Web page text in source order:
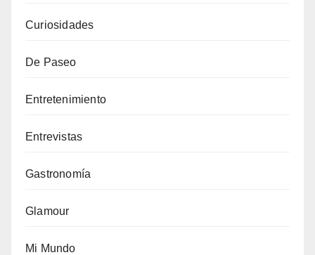
Curiosidades
De Paseo
Entretenimiento
Entrevistas
Gastronomía
Glamour
Mi Mundo